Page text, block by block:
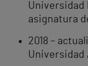
Universidad
asignatura
2018 –
Universidad